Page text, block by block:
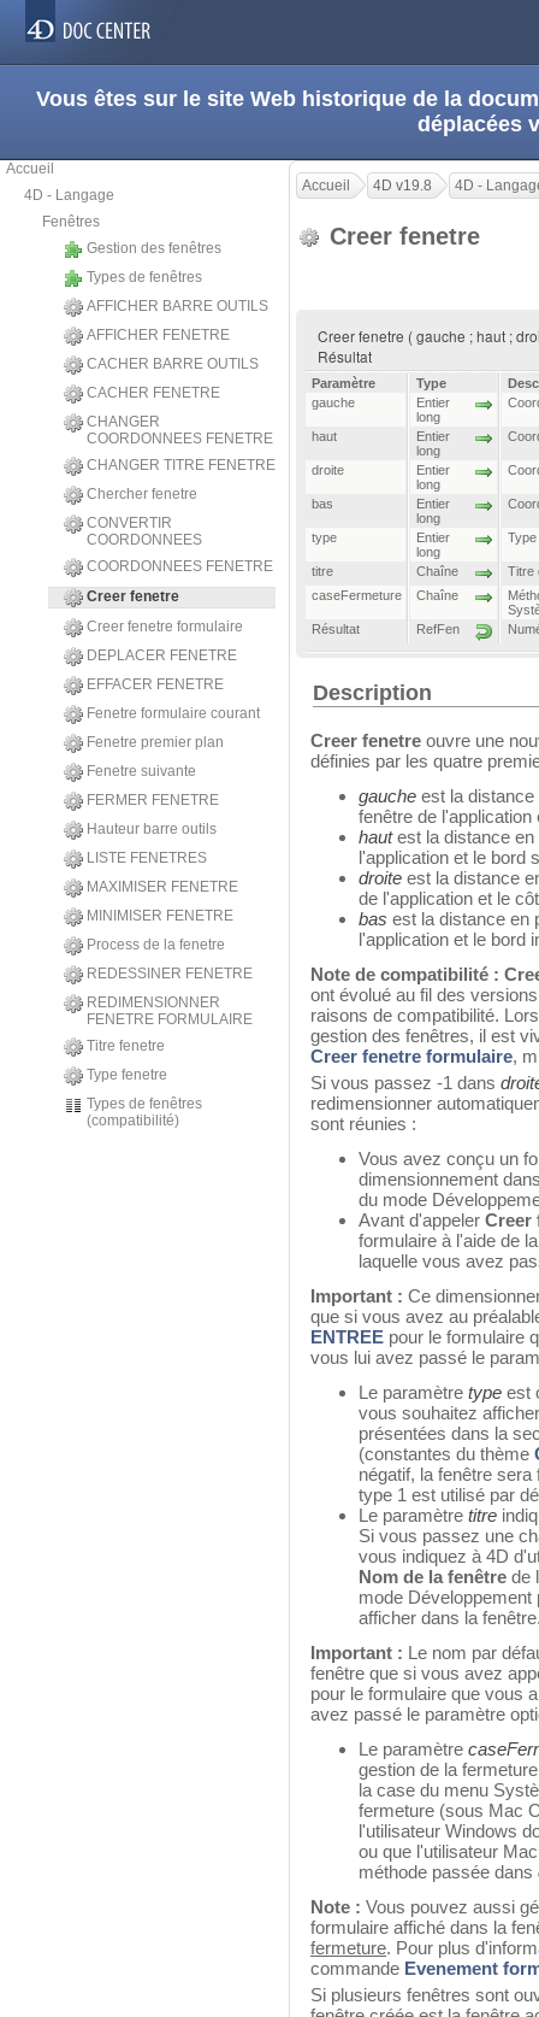
Vous êtes sur le site Web historique de la
déplacées
Accueil
4D - Langage
Fenêtres
Gestion des fenêtres
Types de fenêtres
AFFICHER BARRE OUTILS
AFFICHER FENETRE
CACHER BARRE OUTILS
CACHER FENETRE
CHANGER
COORDONNEES FENETRE
CHANGER TITRE FENETRE
Chercher fenetre
CONVERTIR
COORDONNEES
COORDONNEES FENETRE
Creer fenetre
Creer fenetre formulaire
DEPLACER FENETRE
EFFACER FENETRE
Fenetre formulaire courant
Fenetre premier plan
Fenetre suivante
FERMER FENETRE
Hauteur barre outils
LISTE FENETRES
MAXIMISER FENETRE
MINIMISER FENETRE
Process de la fenetre
REDESSINER FENETRE
REDIMENSIONNER
FENETRE FORMULAIRE
Titre fenetre
Type fenetre
Types de fenêtres
(compatibilité)
Accueil 4D v19.8 4D -
Creer fenetre
Creer fenetre ( gauche ; haut ;
Résultat
Paramètre Type
gauche
Entier
long
haut
Entier
long
droite
Entier
long
bas
Entier
long
type
Entier
long
Type
titre Chaîne
Titre
caseFermeture
Chaîne
Résultat
RefFen
Description
Creer fenetre ouvre une
définies par les quatre
gauche est la
fenêtre de
hautest la distance en
l'application et le bord
droite est la distance
de l'application et le
bas est la distance en
l'application et le bord
Note de compatibilité :
ont évolué au fil des
raisons de compatibilité.
gestion des fenêtres, il est
Creer fenetre formulaire,
Si vous passez -1 dans
redimensionner
sont réunies :
Vous avez conçu un
dimensionnement
du mode
Avant d'appeler Creer
formulaire à l'aide de
laquelle vous avez
Important : Ce
que si vous avez au
ENTREE pour le formulaire
vous lui avez passé le
Le paramètre type est
vous souhaitez
présentées dans la
(constantes du thème
négatif, la fenêtre
type 1 est utilisé par
Le paramètre titre
Si vous passez une
vous indiquez à 4D
Nom de la fenêtre de
mode Développement
afficher dans la
Important : Le nom par
fenêtre que si vous avez
pour le formulaire que vous
avez passé le paramètre
Le paramètre
gestion de la
la case du menu
fermeture (sous Mac
l'utilisateur Windows
ou que l'utilisateur
méthode passée dans
Note : Vous pouvez aussi
formulaire affiché dans la
fermeture. Pour plus
commande Evenement
Si plusieurs fenêtres sont